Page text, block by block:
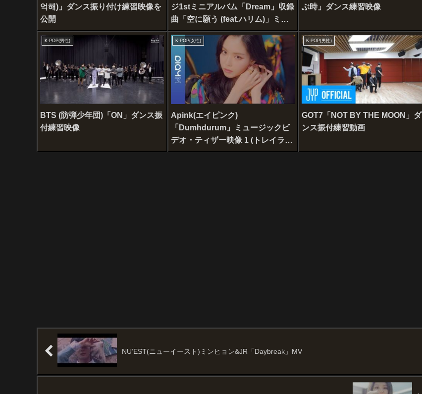
억해)」ダンス振り付け練習映像を
公開
ジ1stミニアルバム「Dream」収録
曲「空に願う (feat.ハリム)」ミュ
ージックビデオ
ぶ時」ダンス練習映像
K-POP(男性)
BTS (防弾少年団)「ON」ダンス振
付練習映像
K-POP(女性)
Apink(エイピンク)
「Dumhdurum」ミュージックビ
デオ・ティザー映像 1 (トレイラー
Ver)
K-POP(男性)
GOT7「NOT BY THE MOON」ダ
ンス振付練習動画
NU’EST(ニューイースト)ミンヒョン&JR「Daybreak」MV